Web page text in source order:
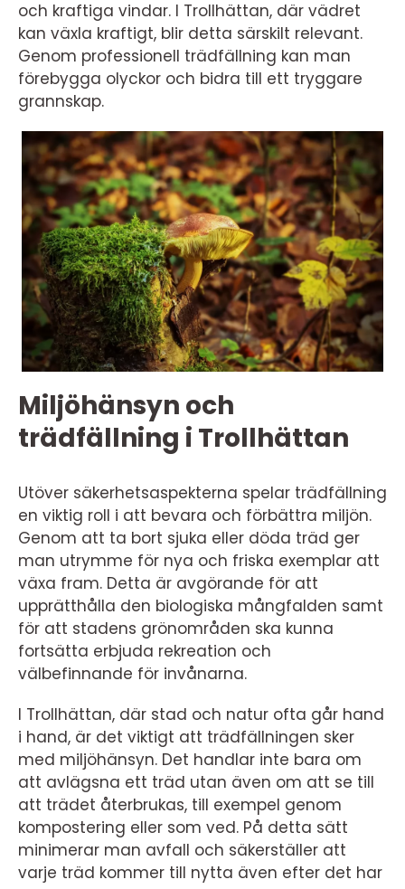
och kraftiga vindar. I Trollhättan, där vädret
kan växla kraftigt, blir detta särskilt relevant.
Genom professionell trädfällning kan man
förebygga olyckor och bidra till ett tryggare
grannskap.
Miljöhänsyn och
trädfällning i Trollhättan
Utöver säkerhetsaspekterna spelar trädfällning
en viktig roll i att bevara och förbättra miljön.
Genom att ta bort sjuka eller döda träd ger
man utrymme för nya och friska exemplar att
växa fram. Detta är avgörande för att
upprätthålla den biologiska mångfalden samt
för att stadens grönområden ska kunna
fortsätta erbjuda rekreation och
välbefinnande för invånarna.
I Trollhättan, där stad och natur ofta går hand
i hand, är det viktigt att trädfällningen sker
med miljöhänsyn. Det handlar inte bara om
att avlägsna ett träd utan även om att se till
att trädet återbrukas, till exempel genom
kompostering eller som ved. På detta sätt
minimerar man avfall och säkerställer att
varje träd kommer till nytta även efter det har